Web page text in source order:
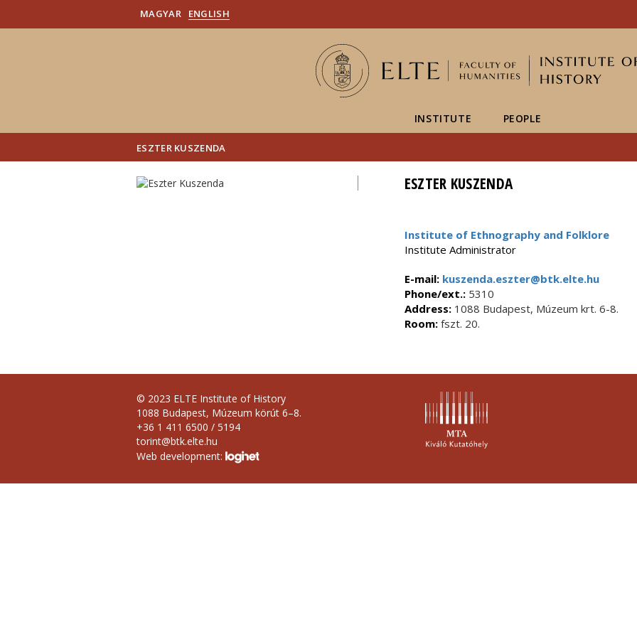
MAGYAR ENGLISH
INSTITUTE PEOPLE
ESZTER KUSZENDA
ESZTER KUSZENDA
Institute of Ethnography and Folklore
Institute Administrator
E-mail:kuszenda.eszter@btk.elte.hu
Phone/ext.:5310
Address:1088 Budapest, Múzeum krt. 6-8.
Room:fszt. 20.
© 2023 ELTE Institute of History
1088 Budapest, Múzeum körút 6–8.
+36 1 411 6500 / 5194
torint@btk.elte.hu
Web development: